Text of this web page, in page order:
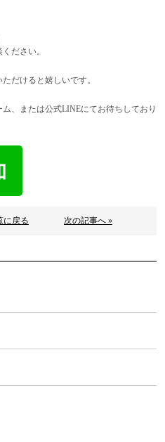
ださい。
だけると嬉しいです。
、または公式LINEにてお待ちしており
に戻る 次の記事へ »